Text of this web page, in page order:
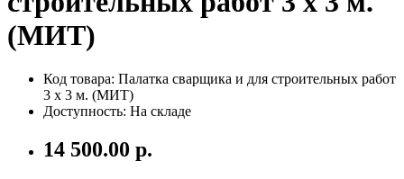
(МИТ)
Код товара: Палатка сварщика и для строительных работ
3 х 3 м. (МИТ)
Доступность: На складе
14 500.00 р.